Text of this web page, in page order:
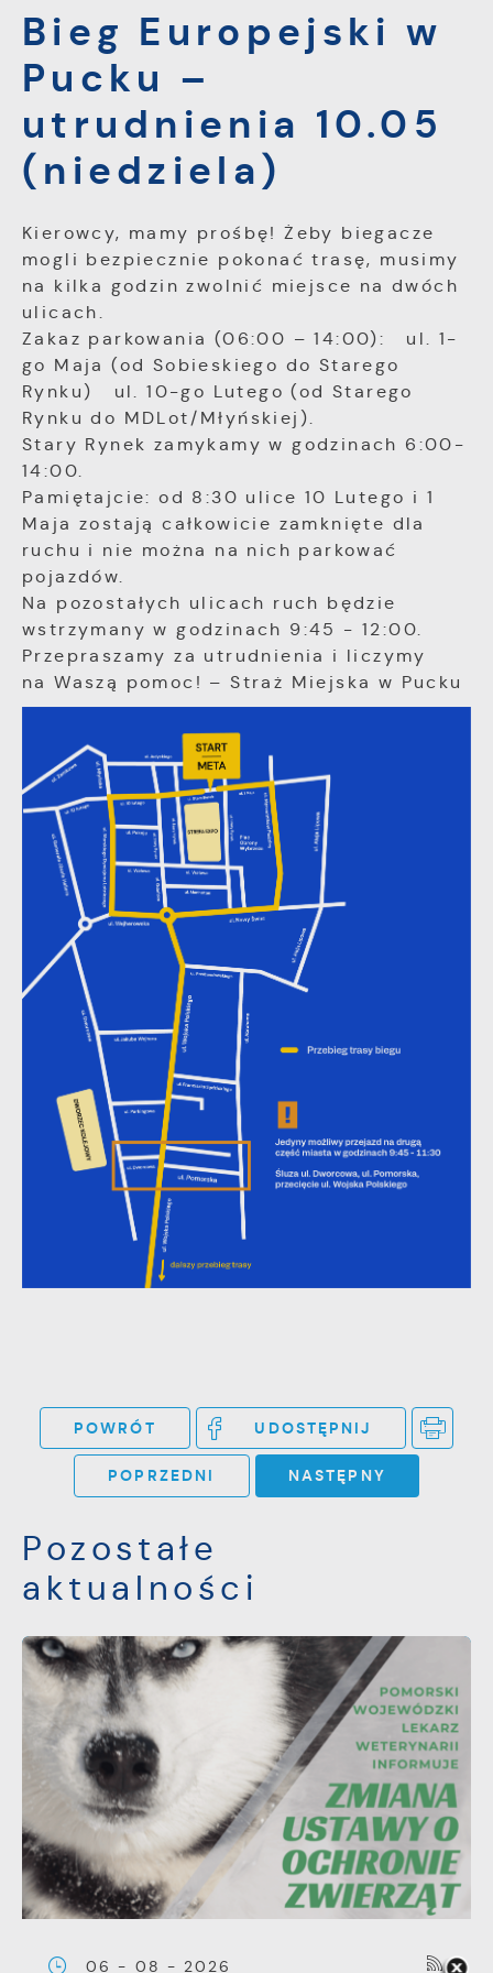
Bieg Europejski w
Pucku –
utrudnienia 10.05
(niedziela)
Kierowcy, mamy prośbę! Żeby biegacze
mogli bezpiecznie pokonać trasę, musimy
na kilka godzin zwolnić miejsce na dwóch
ulicach.
Zakaz parkowania (06:00 – 14:00): ul. 1-
go Maja (od Sobieskiego do Starego
Rynku) ul. 10-go Lutego (od Starego
Rynku do MDLot/Młyńskiej).
Stary Rynek zamykamy w godzinach 6:00-
14:00.
Pamiętajcie: od 8:30 ulice 10 Lutego i 1
Maja zostają całkowicie zamknięte dla
ruchu i nie można na nich parkować
pojazdów.
Na pozostałych ulicach ruch będzie
wstrzymany w godzinach 9:45 - 12:00.
Przepraszamy za utrudnienia i liczymy
na Waszą pomoc! – Straż Miejska w Pucku
POWRÓT UDOSTĘPNIJ
POPRZEDNI NASTĘPNY
Pozostałe
aktualności
06 - 08 - 2026
której korzystasz, może działać bez zakłóceń.
Tego typu pliki cookies umożliwiają stronie
internetowej zapamiętanie wprowadzonych
przez Ciebie ustawień oraz personalizację
określonych funkcjonalności czy
prezentowanych treści.
Dzięki tym plikom cookies możemy zapewnić Ci
większy komfort korzystania z funkcjonalności
naszej strony poprzez dopasowanie jej do
zgody na funkcjonalne i personalizacyjne pliki
cookies gwarantuje dostępność większej ilości
funkcji na stronie.
Więcej
Analityczne
Analityczne pliki cookies pomagają nam
rozwijać się i dostosowywać do Twoich
Cookies analityczne pozwalają na uzyskanie
informacji w zakresie wykorzystywania witryny
internetowej, miejsca oraz częstotliwości, z
jaką odwiedzane są nasze serwisy www. Dane
pozwalają nam na ocenę naszych serwisów
internetowych pod względem ich popularności
wśród użytkowników. Zgromadzone informacje
Wyrażenie zgody na analityczne pliki cookies
gwarantuje dostępność wszystkich
funkcjonalności.
Więcej
Reklamowe
Dzięki reklamowym plikom cookies
prezentujemy Ci najciekawsze informacje i
Promocyjne pliki cookies służą do
prezentowania Ci naszych komunikatów na
podstawie analizy Twoich upodobań oraz
Twoich zwyczajów dotyczących przeglądanej
witryny internetowej. Treści promocyjne mogą
pojawić się na stronach podmiotów trzecich
lub firm będących naszymi partnerami oraz
innych dostawców usług. Firmy te działają w
charakterze pośredników prezentujących nasze
komunikatów mediów społecznościowych.
Więcej